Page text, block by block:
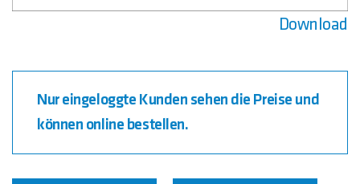
Download
Nur eingeloggte Kunden sehen die Preise und
können online bestellen.